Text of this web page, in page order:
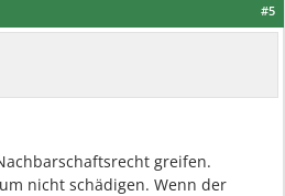
#5
greifen.
nicht schädigen. Wenn der